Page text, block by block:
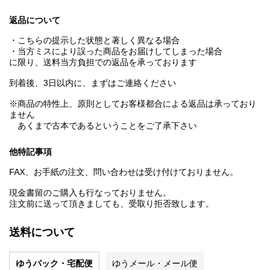
返品について
・こちらの提示した状態と著しく異なる場合
・当方ミスにより誤った商品をお届けしてしまった場合
に限り、送料当方負担での返品を承っております
到着後、3日以内に、まずはご連絡ください
※商品の特性上、原則としてお客様都合による返品は承っており
ません
あくまで古本であるということをご了承下さい
他特記事項
FAX、お手紙の注文、問い合わせは受け付けておりません。
現金書留のご購入も行なっておりません。
注文前に送って頂きましても、受取り拒否致します。
送料について
ゆうパック・宅配便 ゆうメール・メール便